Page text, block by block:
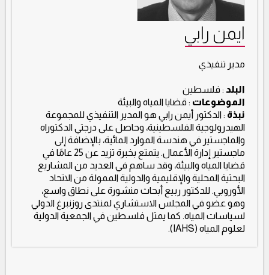
ايمن رابي
مدير تنفيذي
البلد : فلسطين
الموضوعات : قضايا المياه والبيئة
نبذة : الدكتور أيمن رابي هو المدير التنفيذي للمجموعة
الهيدرولوجية الفلسطينية، وحاصل على درجتي الدكتوراه
والماجستير في هندسة الموارد المائية، بالإضافة إلى
ماجستير إدارة الأعمال. يتمتع بخبرة تزيد عن 25 عامًا في
قضايا المياه والبيئة، وقد ساهم في العديد من المشاريع
البحثية المحلية والإقليمية والدولية الممولة من الاتحاد
الأوروبي. للدكتور ربيع أبحاث منشورة على نطاق واسع،
وهو عضو في المجلس الاستشاري لمنتدى روزنبرغ الدولي
لسياسات المياه. كما يمثل فلسطين في الجمعية الدولية
لعلوم المياه (IAHS).